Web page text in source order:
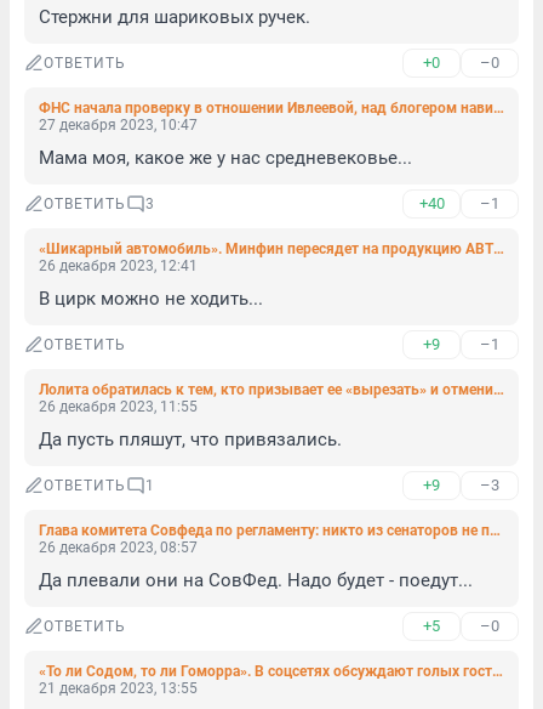
Стержни для шариковых ручек.
ОТВЕТИТЬ +0 –0
ФНС начала проверку в отношении Ивлеевой, над блогером нависла угроза уголовного дела
27 декабря 2023, 10:47
Мама моя, какое же у нас средневековье...
ОТВЕТИТЬ 3 +40 –1
«Шикарный автомобиль». Минфин пересядет на продукцию АВТОВАЗа
26 декабря 2023, 12:41
В цирк можно не ходить...
ОТВЕТИТЬ +9 –1
Лолита обратилась к тем, кто призывает ее «вырезать» и отменить после «голой вечеринки» Ивлеевой
26 декабря 2023, 11:55
Да пусть пляшут, что привязались.
ОТВЕТИТЬ 1 +9 –3
Глава комитета Совфеда по регламенту: никто из сенаторов не писал заявление на отпуск за границей
26 декабря 2023, 08:57
Да плевали они на СовФед. Надо будет - поедут...
ОТВЕТИТЬ +5 –0
«То ли Содом, то ли Гоморра». В соцсетях обсуждают голых гостей на вечеринке Ивлеевой
21 декабря 2023, 13:55